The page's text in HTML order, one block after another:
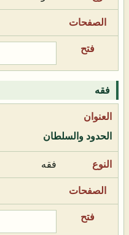
فقه
الحدود والسلطان
فقه